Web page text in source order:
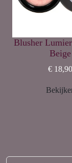
Blusher
Beige
€ 18,90